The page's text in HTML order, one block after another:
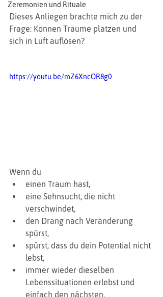
Zeremonien und Rituale
Dieses Anliegen brachte mich zu der
Frage: Können Träume platzen und
sich in Luft auflösen?
https://youtu.be/mZ6XncOR8g0
Wenn du
einen Traum hast,
eine Sehnsucht, die nicht
verschwindet,
den Drang nach Veränderung
spürst,
spürst, dass du dein Potential nicht
lebst,
immer wieder dieselben
Lebenssituationen erlebst und
einfach den nächsten,